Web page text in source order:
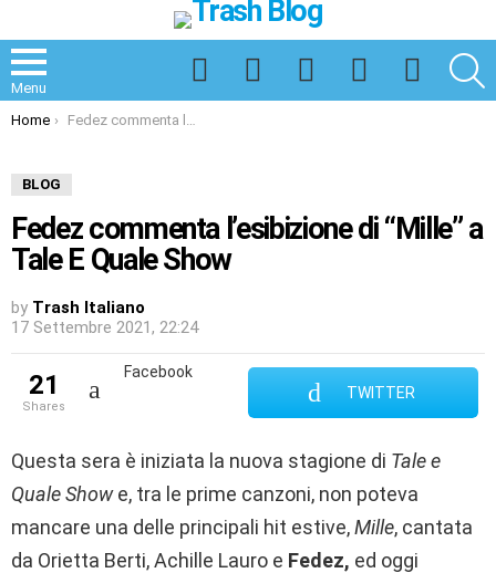
Menu
Facebook
Twitter
Instagram
Spotify
TikTok
You are here:
Home Fedez commenta l’esibizione di “Mille” a Tale E Quale Show
BLOG
Fedez commenta l’esibizione di “Mille” a
Tale E Quale Show
by Trash Italiano
17 Settembre 2021, 22:24
21
shares
Facebook
TWITTER
Questa sera è iniziata la nuova stagione di Tale e
Quale Showe, tra le prime canzoni, non poteva
mancare una delle principali hit estive,Mille, cantata
da Orietta Berti, Achille Lauro e Fedez, ed oggi